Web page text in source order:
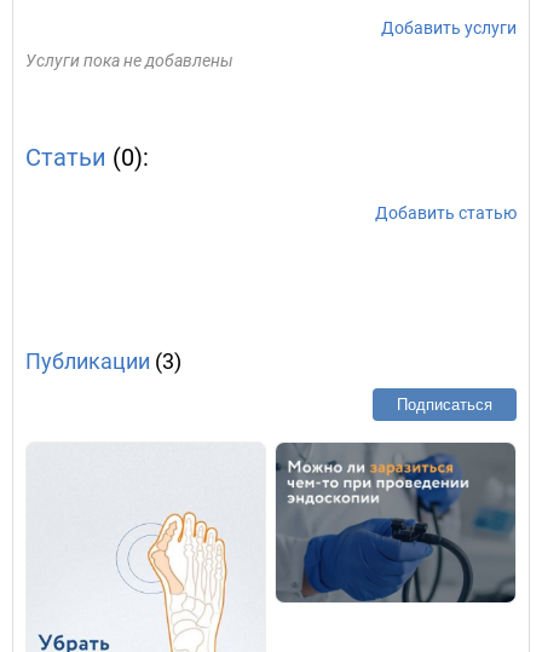
Добавить услуги
Услуги пока не добавлены
Статьи (0):
Добавить статью
Публикации (3)
Подписаться